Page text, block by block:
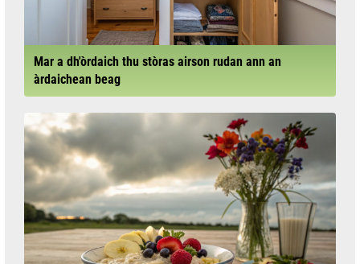
Mar a dh'òrdaich thu stòras airson rudan ann an
àrdaichean beag